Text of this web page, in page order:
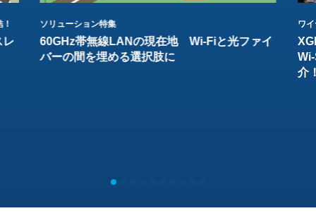
レ
ソリューション特集
60GHz帯無線LANの現在地 Wi-Fiと光ファイ
バーの間を埋める選択肢に
ワ
介